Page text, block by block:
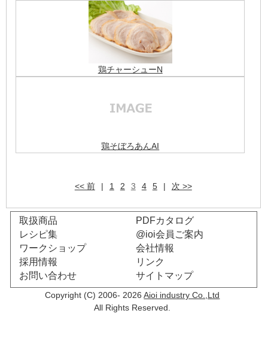
鶏チャーシューN
鶏そぼろあんAI
<< 前 1 2 3 4 5 次 >>
取扱商品
PDFカタログ
レシピ集
@ioi会員ご案内
ワークショップ
会社情報
採用情報
リンク
お問い合わせ
サイトマップ
Copyright (C) 2006- 2026Aioi industry Co.,Ltd
All Rights Reserved.